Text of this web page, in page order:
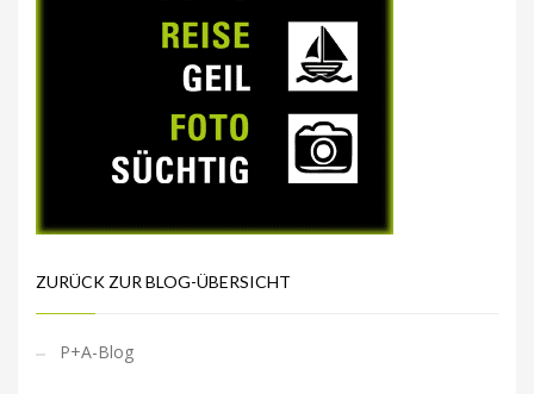
ZURÜCK ZUR BLOG-ÜBERSICHT
P+A-Blog